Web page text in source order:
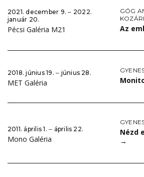
2021. december 9. ‒ 2022.
január 20.
Pécsi Galéria M21
GÓG
Az
2018. június 19. ‒ június 28.
MET Galéria
2011. április 1. ‒ április 22.
Mono Galéria
Nézd
→